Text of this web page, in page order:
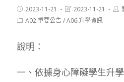
Post
published:
2023-11-21
Post
modified:
2023-11-21
PostA02.重要公告/A06.升學資訊
說明：
一、依據身心障礙學生升